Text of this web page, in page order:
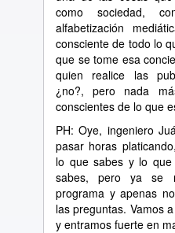
como sociedad,
alfabetización
consciente de todo lo
que se tome esa
quien realice las
¿no?, pero nada
conscientes de lo que
PH: Oye, ingeniero
pasar horas
lo que sabes y lo
sabes, pero ya se
programa y apenas
las preguntas. Vamos
y entramos fuerte en